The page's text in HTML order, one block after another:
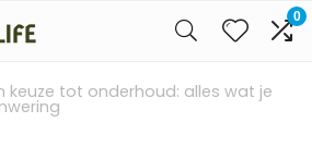
0
keuze tot onderhoud: alles wat je